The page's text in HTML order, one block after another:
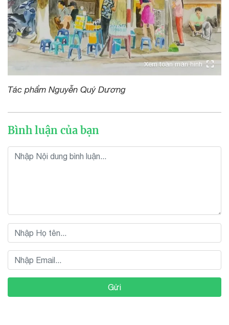
Xem toàn màn hình
Tác phẩm Nguyễn Quý Dương
Bình luận của bạn
Gửi